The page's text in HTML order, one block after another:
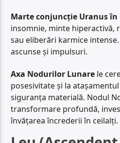
Marte conjuncție Uranus în
insomnie, minte hiperactivă,
sau eliberări karmice
ascunse și impulsuri.
Axa Nodurilor Lunare le
posesivitate și la
siguranța materială. Nodul
transformare profundă,
învățarea încrederii în ceilalți.